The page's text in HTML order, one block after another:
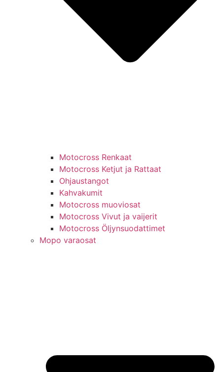
Motocross Renkaat
Motocross Ketjut ja Rattaat
Ohjaustangot
Kahvakumit
Motocross muoviosat
Motocross Vivut ja vaijerit
Motocross Öljynsuodattimet
Mopo varaosat